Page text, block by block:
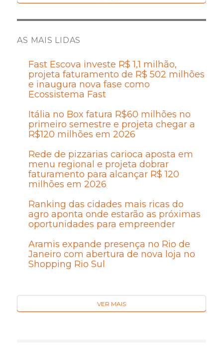
AS MAIS LIDAS
Fast Escova investe R$ 1,1 milhão,
projeta faturamento de R$ 502 milhões
e inaugura nova fase como
Ecossistema Fast
Itália no Box fatura R$60 milhões no
primeiro semestre e projeta chegar a
R$120 milhões em 2026
Rede de pizzarias carioca aposta em
menu regional e projeta dobrar
faturamento para alcançar R$ 120
milhões em 2026
Ranking das cidades mais ricas do
agro aponta onde estarão as próximas
oportunidades para empreender
Aramis expande presença no Rio de
Janeiro com abertura de nova loja no
Shopping Rio Sul
VER MAIS